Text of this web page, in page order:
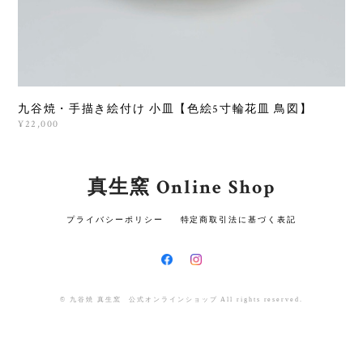
九谷焼・手描き絵付け 小皿【色絵5寸輪花皿 鳥図】
¥22,000
真生窯 Online Shop
プライバシーポリシー 特定商取引法に基づく表記
© 九谷焼 真生窯 公式オンラインショップ All rights reserved.